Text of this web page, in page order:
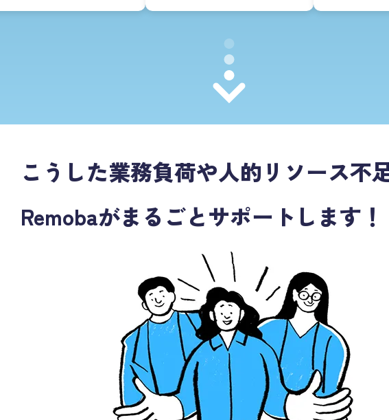
こうした業務負荷や人的リソース不足
Remobaがまるごとサポートします！